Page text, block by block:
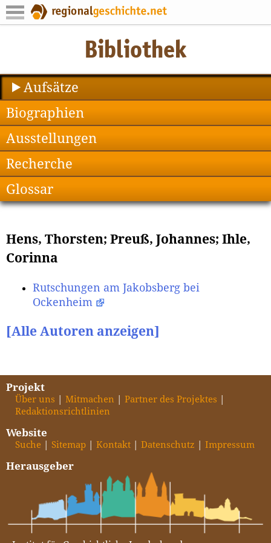
Aufsätze
Biographien
Ausstellungen
Recherche
Glossar
Hens, Thorsten; Preuß, Johannes; Ihle,
Corinna
Rutschungen am Jakobsberg bei
Ockenheim
[Alle Autoren anzeigen]
Projekt
Über uns Mitmachen
Partner des Projektes
Redaktionsrichtlinien
Website
Suche Sitemap Kontakt Datenschutz Impressum
Herausgeber